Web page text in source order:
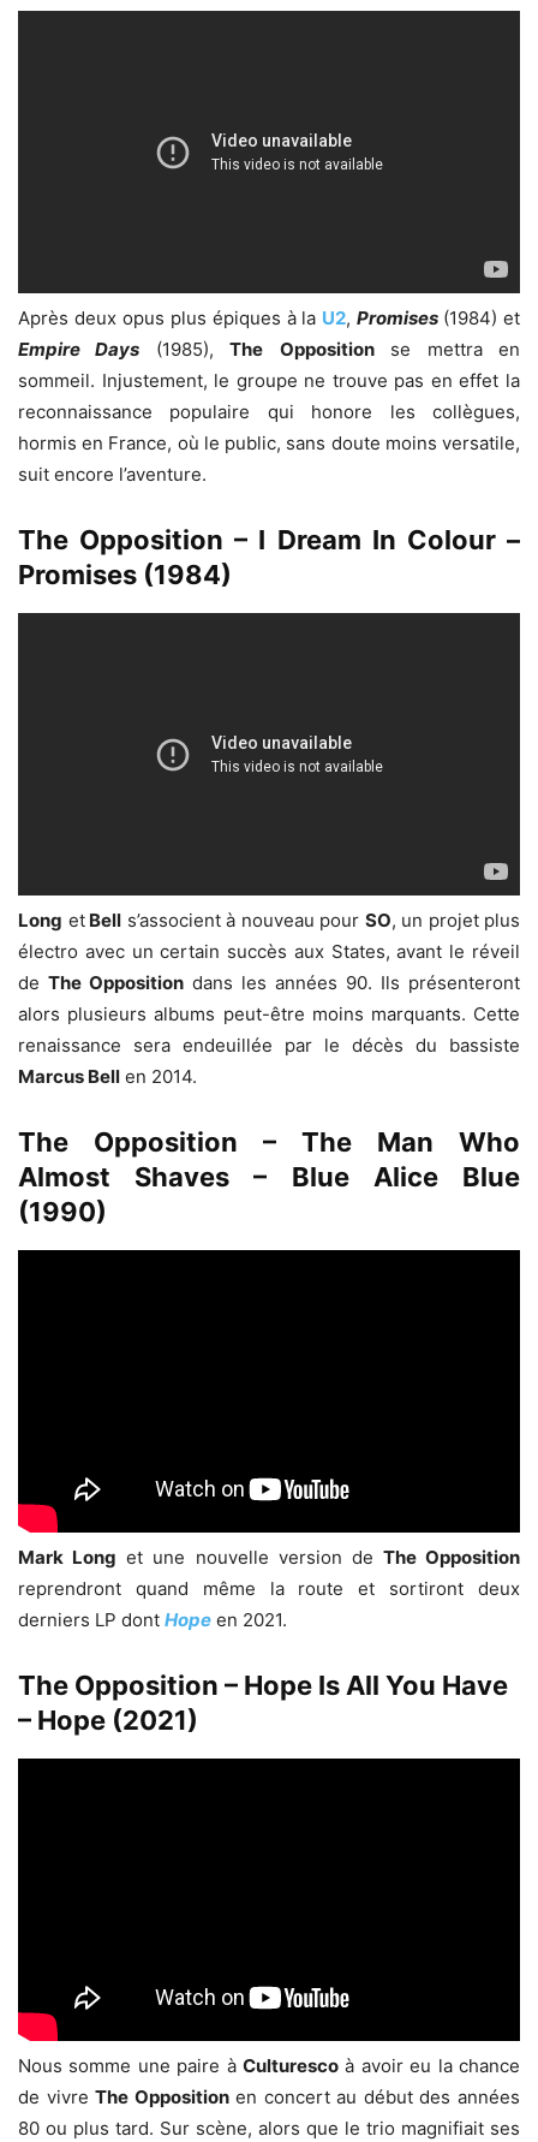
Après deux opus plus épiques à la U2,Promises (1984) et
Empire Days (1985),The Oppositionse mettra en
sommeil. Injustement, le groupe ne trouve pas en effet la
reconnaissance populaire qui honore les collègues,
hormis en France, où le public, sans doute moins versatile,
suit encore l’aventure.
The Opposition – I Dream In Colour –
Promises (1984)
Long etBell s’associent à nouveau pour SO, un projet plus
électro avec un certain succès aux States, avant le réveil
de The Opposition dans les années 90. Ils présenteront
alors plusieurs albums peut-être moins marquants. Cette
renaissance sera endeuillée par le décès du bassiste
Marcus Bell en 2014.
The Opposition – The Man Who
Almost Shaves – Blue Alice Blue
(1990)
Mark Long et une nouvelle version de The Opposition
reprendront quand même la route et sortiront deux
derniers LP dont Hope en 2021.
The Opposition – Hope Is All You Have
– Hope (2021)
Nous somme une paire à Culturesco à avoir eu la chance
de vivreThe Oppositionen concert au début des années
80 ou plus tard. Sur scène, alors que le trio magnifiait ses